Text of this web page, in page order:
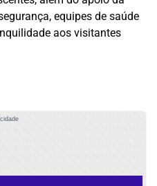
equipes de saúde
aos visitantes